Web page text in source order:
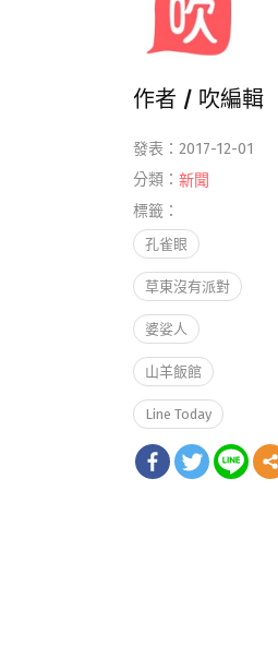
作者 / 吹編輯
發表：2017-12-01
分類： 新聞
標籤：
孔雀眼
草東沒有派對
婆娑人
山羊飯館
Line Today